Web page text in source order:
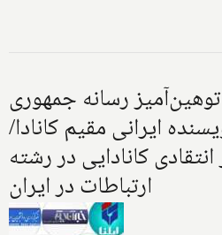
رسانه جمهوری
ایرانی مقیم کانادا/
انتقادی کانادایی در رشته
ارتباطات در ایران